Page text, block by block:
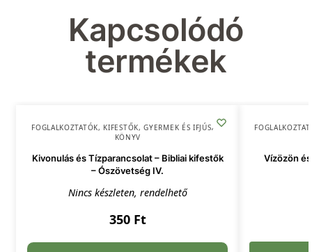
Kapcsolódó
termékek
FOGLALKOZTATÓK, KIFESTŐK,GYERMEK ÉS IFJÚSÁG,
KÖNYV
Kivonulás és Tízparancsolat – Bibliai kifestők
– Ószövetség IV.
Nincs készleten, rendelhető
350 Ft
Vízözön